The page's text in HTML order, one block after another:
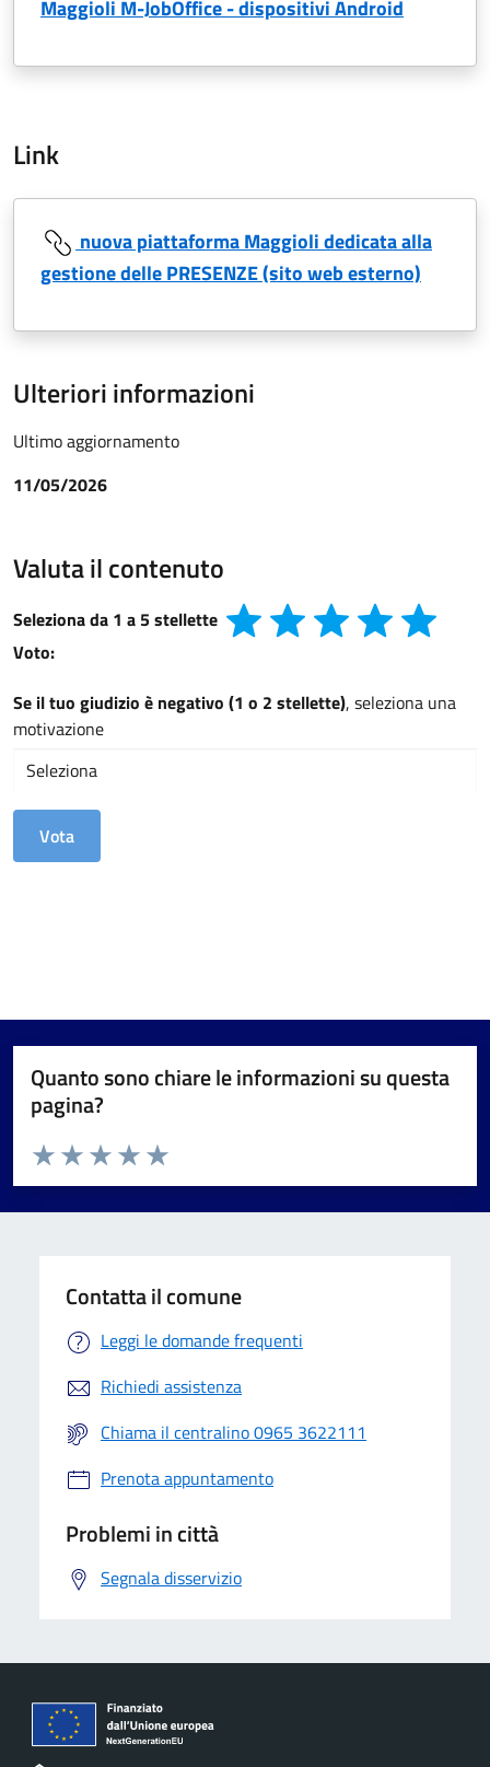
Maggioli M-JobOffice - dispositivi Android
Link
nuova piattaforma Maggioli dedicata alla
gestione delle PRESENZE (sito web esterno)
Ulteriori informazioni
Ultimo aggiornamento
11/05/2026
Valuta il contenuto
Seleziona da 1 a 5 stellette
Voto:
Se il tuo giudizio è negativo (1 o 2 stellette), seleziona una
motivazione
Quanto sono chiare le informazioni su questa
pagina?
Valuta da 1 a 5 stelle la pagina
Valuta 5 stelle su 5
Valuta 4 stelle su 5
Valuta 3 stelle su 5
Valuta 2 stelle su 5
Valuta 1 stelle su 5
Contatta il comune
Leggi le domande frequenti
Richiedi assistenza
Chiama il centralino 0965 3622111
Prenota appuntamento
Problemi in città
Segnala disservizio